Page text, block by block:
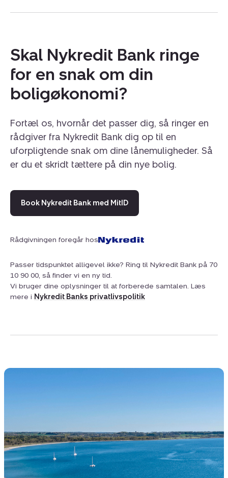
Skal Nykredit Bank ringe
for en snak om din
boligøkonomi?
Fortæl os, hvornår det passer dig, så ringer en
rådgiver fra Nykredit Bank dig op til en
uforpligtende snak om dine lånemuligheder. Så
er du et skridt tættere på din nye bolig.
Book Nykredit Bank med MitID
Rådgivningen foregår hos
Passer tidspunktet alligevel ikke? Ring til Nykredit Bank på 70
10 90 00, så finder vi en ny tid.
Vi bruger dine oplysninger til at forberede samtalen. Læs
mere i Nykredit Banks privatlivspolitik